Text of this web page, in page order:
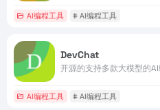
AI编程工具 # AI编程工具
DevChat
开源的支持多款大模型的
AI编程工具 # AI编程工具